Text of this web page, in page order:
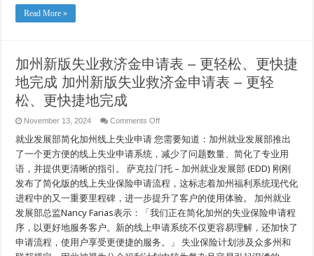
Đơn
xin
trợ
cấp
của
–
Hoàn
thành
dễ
dàng
và
nhanh
hơn
Read More »
加州新版失业救济金申请表 – 更轻松、更快捷
地完成 加州新版失业救济金申请表 – 更轻
松、更快捷地完成
November 13, 2024 Comments Offon
州
新
版
失
业
救
济
金
申
请
表
就业发展部简化加州线上失业申请 您需要知道：加州就业发展部推出
了一个更方便的线上失业申请系统，减少了问题数量、简化了专业用
语，并提供更清晰的指引。 萨克拉门托 – 加州就业发展部 (EDD) 刚刚
发布了简化版的线上失业保险申请流程，这标志着加州福利系统现代化
进程中的又一重要里程碑，进一步提升了客户的使用体验。 加州就业
发展部总监Nancy Farias表示：「我们正在简化加州的失业保险申请程
序，以更好地服务客户。新的线上申请系统不仅更容易理解，还加快了
申请流程，使用户享受更便捷的服务。」 失业保险计划涉及众多州和